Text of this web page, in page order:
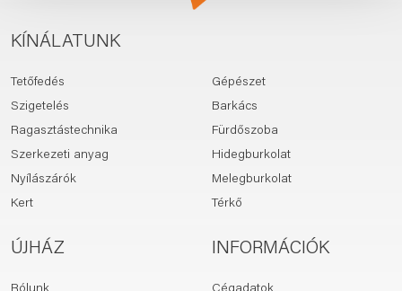
KÍNÁLATUNK
Tetőfedés
Szigetelés
Ragasztástechnika
Szerkezeti anyag
Nyílászárók
Kert
Gépészet
Barkács
Fürdőszoba
Hidegburkolat
Melegburkolat
Térkő
ÚJHÁZ INFORMÁCIÓK